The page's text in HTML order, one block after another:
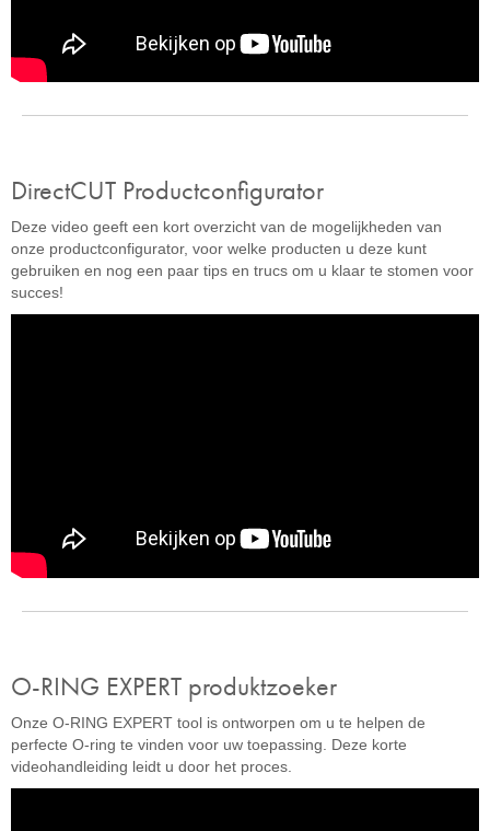
DirectCUT Productconfigurator
Deze video geeft een kort overzicht van de mogelijkheden van
onze productconfigurator, voor welke producten u deze kunt
gebruiken en nog een paar tips en trucs om u klaar te stomen voor
succes!
O-RING EXPERT produktzoeker
Onze O-RING EXPERT tool is ontworpen om u te helpen de
perfecte O-ring te vinden voor uw toepassing. Deze korte
videohandleiding leidt u door het proces.